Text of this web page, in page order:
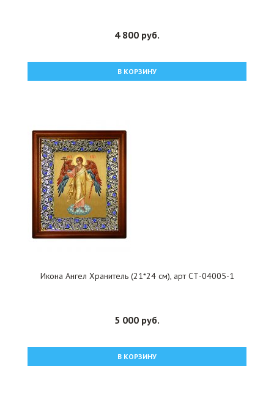
4 800 руб.
В КОРЗИНУ
Икона Ангел Хранитель (21*24 см), арт СТ-04005-1
5 000 руб.
В КОРЗИНУ